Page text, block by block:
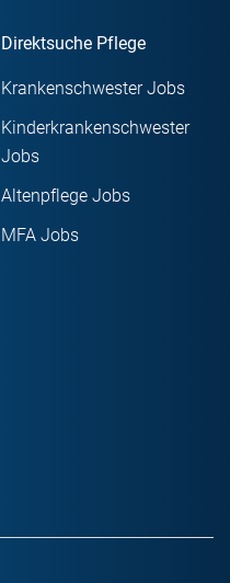
Direktsuche Pflege
Krankenschwester Jobs
Kinderkrankenschwester
Jobs
Altenpflege Jobs
MFA Jobs